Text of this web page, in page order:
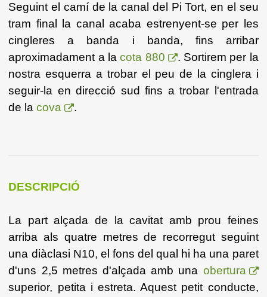
Seguint el camí de la canal del Pi Tort, en el seu
tram final la canal acaba estrenyent-se per les
cingleres a banda i banda, fins arribar
aproximadament a lacota 880
. Sortirem per la
nostra esquerra a trobar el peu de la cinglera i
seguir-la en direcció sud fins a trobar l'entrada
de lacova .
DESCRIPCIÓ
La part alçada de la cavitat amb prou feines
arriba als quatre metres de recorregut seguint
una diàclasi N10, el fons del qual hi ha una paret
d'uns 2,5 metres d'alçada amb una obertura
superior, petita i estreta. Aquest petit conducte,